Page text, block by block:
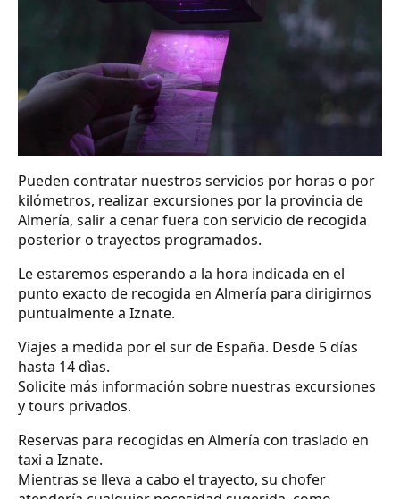
Pueden contratar nuestros servicios por horas o por
kilómetros, realizar excursiones por la provincia de
Almería, salir a cenar fuera con servicio de recogida
posterior o trayectos programados.
Le estaremos esperando a la hora indicada en el
punto exacto de recogida en Almería para dirigirnos
puntualmente a Iznate.
Viajes a medida por el sur de España. Desde 5 días
hasta 14 dìas.
Solicite más información sobre nuestras excursiones
y tours privados.
Reservas para recogidas en Almería con traslado en
taxi a Iznate.
Mientras se lleva a cabo el trayecto, su chofer